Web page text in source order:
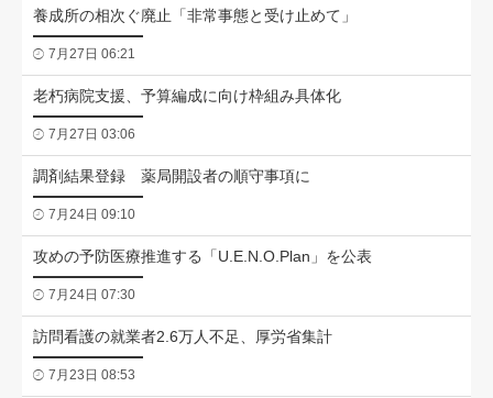
養成所の相次ぐ廃止「非常事態と受け止めて」
7月27日 06:21
老朽病院支援、予算編成に向け枠組み具体化
7月27日 03:06
調剤結果登録 薬局開設者の順守事項に
7月24日 09:10
攻めの予防医療推進する「U.E.N.O.Plan」を公表
7月24日 07:30
訪問看護の就業者2.6万人不足、厚労省集計
7月23日 08:53